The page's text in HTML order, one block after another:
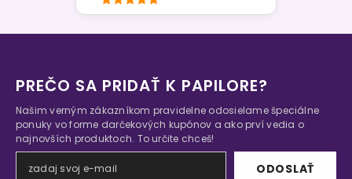
PREČO SA PRIDAŤ K PAPILORE?
Našim verným zákazníkom pravidelne odosielame špeciálne
ponuky vo forme darčekových kupónov a ako prví vedia o
najnovších produktoch. To určite chceš!
ODOSLAŤ